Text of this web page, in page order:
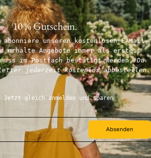
10 % Gutschein.
abonniere unseren kostenlosen E-Mail-
erhalte Angebote immer als erstes!
muss im Postfach bestätigt werden.Du
jederzeit kostenlos abbestellen.
Jetzt gleich anmelden und sparen
Absenden